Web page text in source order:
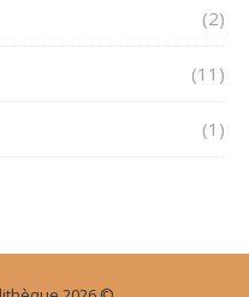
(2)
(11)
(1)